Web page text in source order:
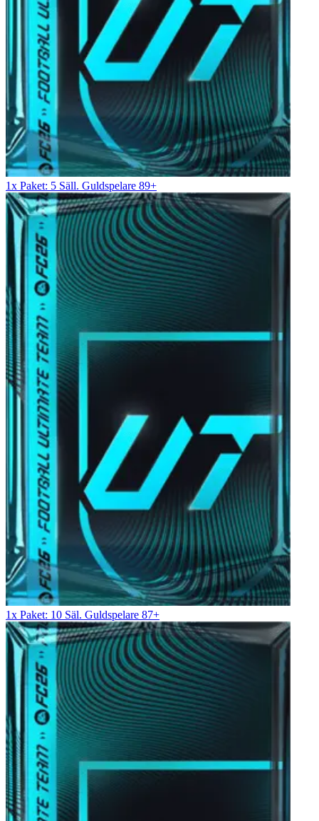
1x Paket: 5 Säll. Guldspelare 89+
1x Paket: 10 Säl. Guldspelare 87+